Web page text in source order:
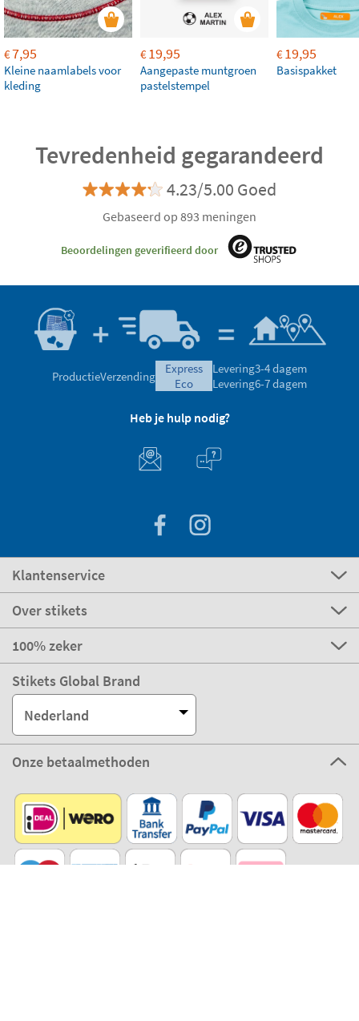
€7,95
Kleine naamlabels voor
kleding
€19,95
Aangepaste muntgroen
pastelstempel
€19,95
Basispakket
Tevredenheid gegarandeerd
4.23/5.00 Goed
Gebaseerd op 893 meningen
Beoordelingen geverifieerd door
ProductieVerzending
express
eco
Levering3-4 dagem
Levering6-7 dagem
Heb je hulp nodig?
Klantenservice
Over stikets
100% zeker
Stikets Global Brand
Nederland
Onze betaalmethoden